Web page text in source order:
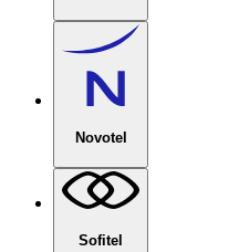
Novotel
Sofitel